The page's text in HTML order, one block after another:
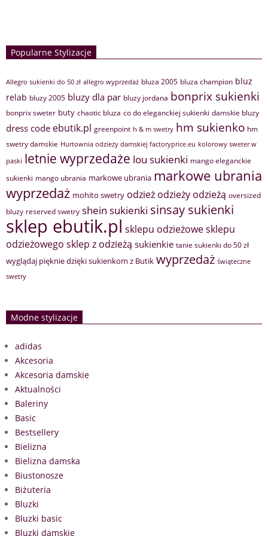
Popularne Stylizacje
Allegro sukienki do 50 zł allegro wyprzedaż bluza 2005 bluza champion bluz
relab bluzy 2005 bluzy dla par bluzy jordana bonprix sukienki
bonprix sweter buty chaotic bluza co do eleganckiej sukienki damskie bluzy
dress code ebutik.pl greenpoint h & m swetry hm sukienko hm
swetry damskie Hurtownia odzieży damskiej factoryprice.eu kolorowy sweter w
paski letnie wyprzedaże lou sukienki mango eleganckie
sukienki mango ubrania markowe ubrania markowe ubrania
wyprzedaż mohito swetry odzież odzieży odzieżą oversized
bluzy reserved swetry shein sukienki sinsay sukienki
sklep ebutik.pl sklepu odzieżowesklepu
odzieżowego sklep z odzieżą sukienkie tanie sukienki do 50 zł
wyglądaj pięknie dzięki sukienkom z Butik wyprzedaż świąteczne
swetry
Modne stylizacje
adidas
Akcesoria
Akcesoria damskie
Aktualności
Baleriny
Basic
Bestsellery
Bielizna
Bielizna damska
Biustonosze
Biżuteria
Bluzki
Bluzki basic
Bluzki damskie